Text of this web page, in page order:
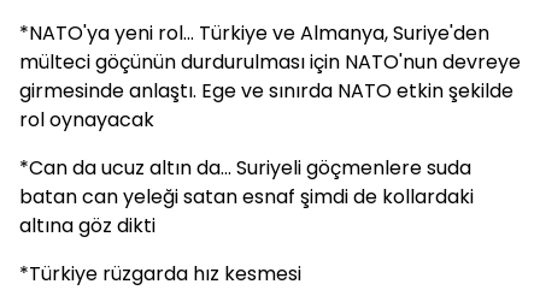
*NATO'ya yeni rol... Türkiye ve Almanya, Suriye'den
mülteci göçünün durdurulması için NATO'nun devreye
girmesinde anlaştı. Ege ve sınırda NATO etkin şekilde
rol oynayacak
*Can da ucuz altın da... Suriyeli göçmenlere suda
batan can yeleği satan esnaf şimdi de kollardaki
altına göz dikti
*Türkiye rüzgarda hız kesmesi